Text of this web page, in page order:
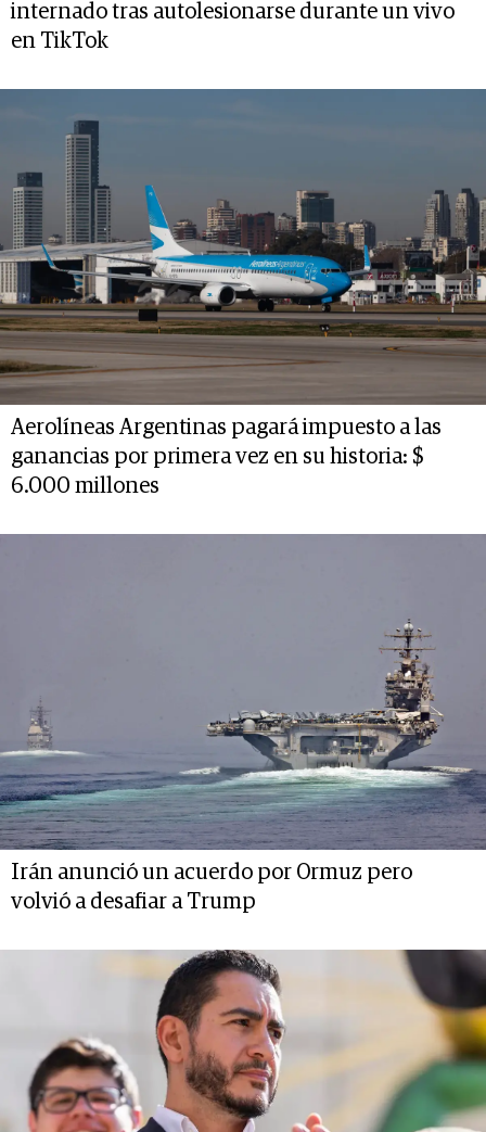
internado tras autolesionarse durante un vivo
en TikTok
Aerolíneas Argentinas pagará impuesto a las
ganancias por primera vez en su historia: $
6.000 millones
Irán anunció un acuerdo por Ormuz pero
volvió a desafiar a Trump